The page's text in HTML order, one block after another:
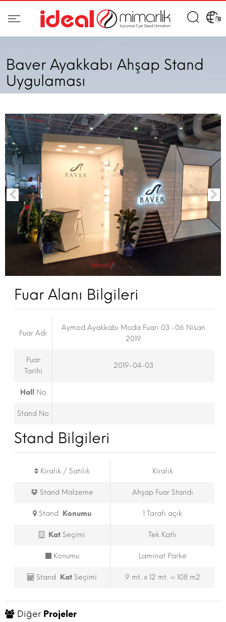
Baver Ayakkabı Ahşap Stand
Uygulaması
Fuar Alanı Bilgileri
Fuar Adı
Aymod Ayakkabı Moda Fuarı 03 -06 Nisan
2019
Fuar
Tarihi
2019-04-03
Hall No
Stand No
Stand Bilgileri
Kiralık / Satılık Kiralık
Stand Malzeme Ahşap Fuar Standı
Stand Konumu 1 Tarafı açık
Kat Seçimi Tek Katlı
Konumu Laminat Parke
Stand Kat Seçimi 9 mt. x 12 mt. = 108 m2
Diğer Projeler